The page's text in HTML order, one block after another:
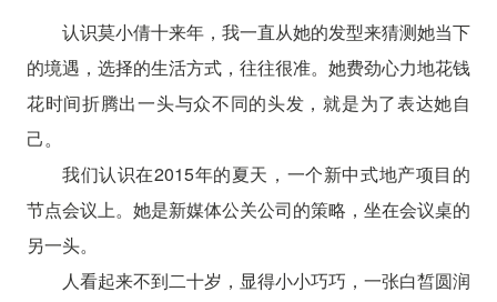
认识莫小倩十来年，我一直从她的发型来猜测她当下
的境遇，选择的生活方式，往往很准。她费劲心力地花钱
花时间折腾出一头与众不同的头发，就是为了表达她自
己。
我们认识在2015年的夏天，一个新中式地产项目的
节点会议上。她是新媒体公关公司的策略，坐在会议桌的
另一头。
人看起来不到二十岁，显得小小巧巧，一张白皙圆润